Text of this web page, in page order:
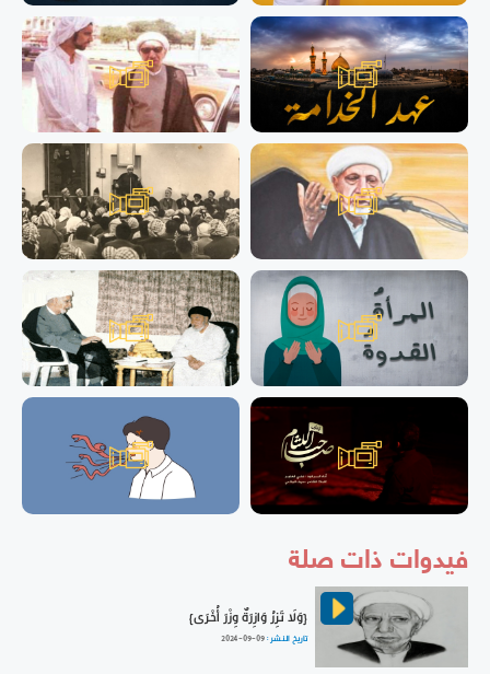
فيدوات ذات صلة
{وَلَا تَزِرُ وَازِرَةٌ وِزْرَ أُخْرَى}
تاريخ النشر :2024-09-09